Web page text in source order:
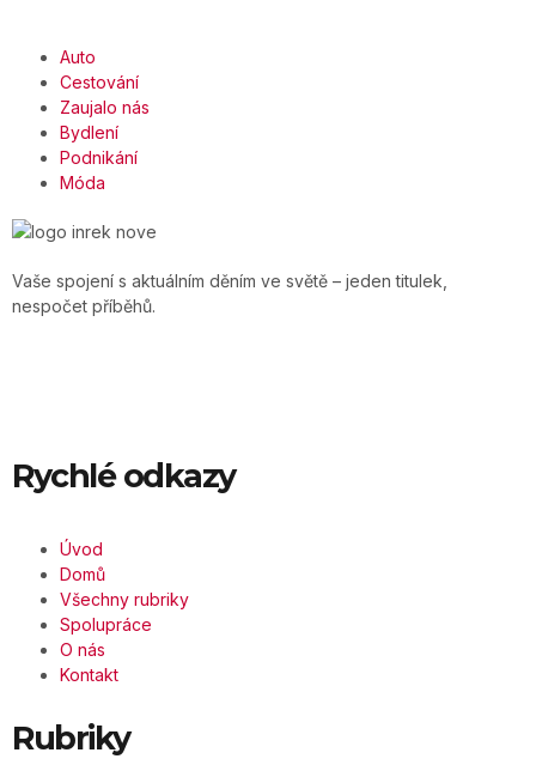
Auto
Cestování
Zaujalo nás
Bydlení
Podnikání
Móda
Vaše spojení s aktuálním děním ve světě – jeden titulek,
nespočet příběhů.
Rychlé odkazy
Úvod
Domů
Všechny rubriky
Spolupráce
O nás
Kontakt
Rubriky